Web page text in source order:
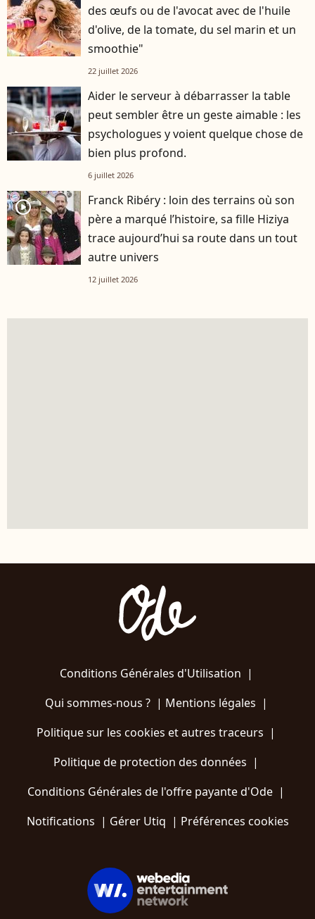
des œufs ou de l'avocat avec de l'huile
d'olive, de la tomate, du sel marin et un
smoothie"
22 juillet 2026
Aider le serveur à débarrasser la table
peut sembler être un geste aimable : les
psychologues y voient quelque chose de
bien plus profond.
6 juillet 2026
player2
Franck Ribéry : loin des terrains où son
père a marqué l’histoire, sa fille Hiziya
trace aujourd’hui sa route dans un tout
autre univers
12 juillet 2026
Conditions Générales d'Utilisation |
Qui sommes-nous ?| Mentions légales |
Politique sur les cookies et autres traceurs |
Politique de protection des données |
Conditions Générales de l'offre payante d'Ode |
Notifications | Gérer Utiq | Préférences cookies